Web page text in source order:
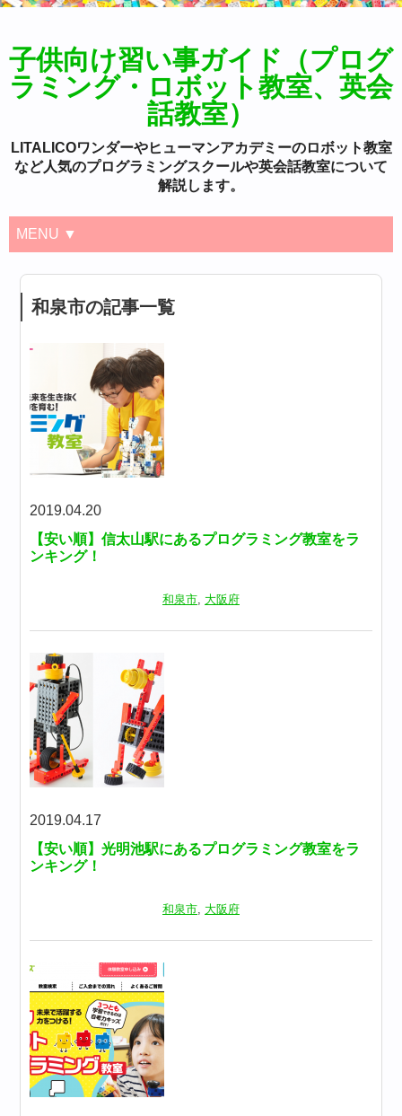
子供向け習い事ガイド（プログ
ラミング・ロボット教室、英会
話教室）
LITALICOワンダーやヒューマンアカデミーのロボット教室
など人気のプログラミングスクールや英会話教室について
解説します。
MENU ▼
和泉市の記事一覧
2019.04.20
【安い順】信太山駅にあるプログラミング教室をラ
ンキング！
和泉市, 大阪府
2019.04.17
【安い順】光明池駅にあるプログラミング教室をラ
ンキング！
和泉市, 大阪府